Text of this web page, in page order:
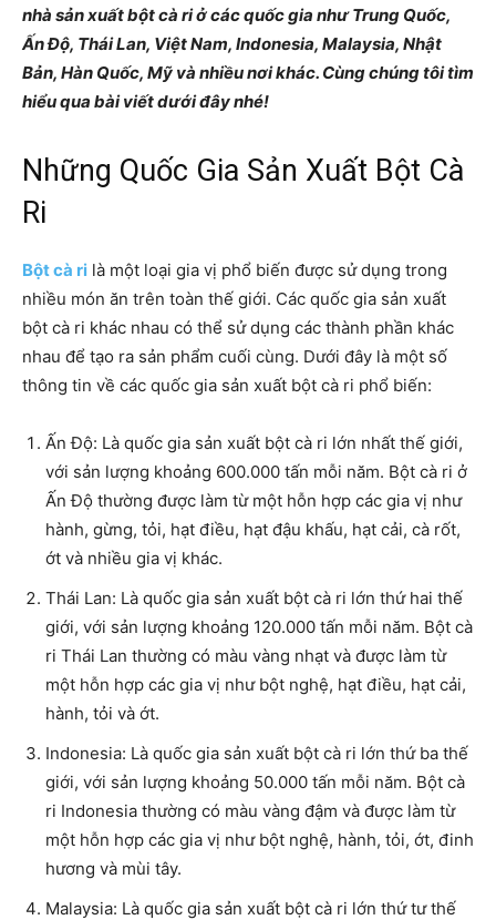
nhà sản xuất bột cà ri ở các quốc gia như Trung Quốc,
Ấn Độ, Thái Lan, Việt Nam, Indonesia, Malaysia, Nhật
Bản, Hàn Quốc, Mỹ và nhiều nơi khác. Cùng chúng tôi tìm
hiểu qua bài viết dưới đây nhé!
Những Quốc Gia Sản Xuất Bột Cà
Ri
Bột cà ri là một loại gia vị phổ biến được sử dụng trong
nhiều món ăn trên toàn thế giới. Các quốc gia sản xuất
bột cà ri khác nhau có thể sử dụng các thành phần khác
nhau để tạo ra sản phẩm cuối cùng. Dưới đây là một số
thông tin về các quốc gia sản xuất bột cà ri phổ biến:
Ấn Độ: Là quốc gia sản xuất bột cà ri lớn nhất thế giới,
với sản lượng khoảng 600.000 tấn mỗi năm. Bột cà ri ở
Ấn Độ thường được làm từ một hỗn hợp các gia vị như
hành, gừng, tỏi, hạt điều, hạt đậu khấu, hạt cải, cà rốt,
ớt và nhiều gia vị khác.
Thái Lan: Là quốc gia sản xuất bột cà ri lớn thứ hai thế
giới, với sản lượng khoảng 120.000 tấn mỗi năm. Bột cà
ri Thái Lan thường có màu vàng nhạt và được làm từ
một hỗn hợp các gia vị như bột nghệ, hạt điều, hạt cải,
hành, tỏi và ớt.
Indonesia: Là quốc gia sản xuất bột cà ri lớn thứ ba thế
giới, với sản lượng khoảng 50.000 tấn mỗi năm. Bột cà
ri Indonesia thường có màu vàng đậm và được làm từ
một hỗn hợp các gia vị như bột nghệ, hành, tỏi, ớt, đinh
hương và mùi tây.
Malaysia: Là quốc gia sản xuất bột cà ri lớn thứ tư thế